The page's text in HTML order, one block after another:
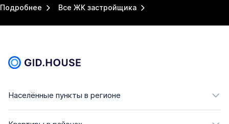
Подробнее Все ЖК застройщика
Населённые пункты в регионе